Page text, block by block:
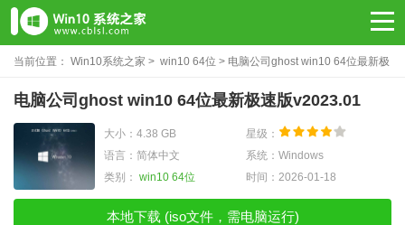
当前位置： Win10系统之家 > win10 64位 > 电脑公司ghost win10 64位最新极
速版v2023.01
电脑公司ghost win10 64位最新极速版v2023.01
大小：4.38 GB
星级：
语言：简体中文
系统：Windows
类别： win10 64位 时间：2026-01-18
本地下载 (iso文件，需电脑运行)